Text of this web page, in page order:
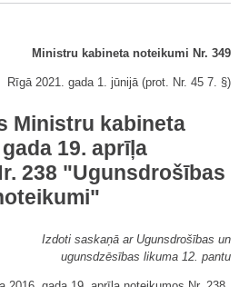
Ministru kabineta noteikumi Nr. 349
Rīgā 2021. gada 1. jūnijā (prot. Nr. 45 7. §)
Ministru kabineta
19. aprīļa
238 "Ugunsdrošības
Izdoti saskaņā ar Ugunsdrošības un
ugunsdzēsības likuma 12. pantu